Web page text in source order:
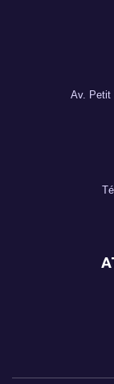
Av. Petit